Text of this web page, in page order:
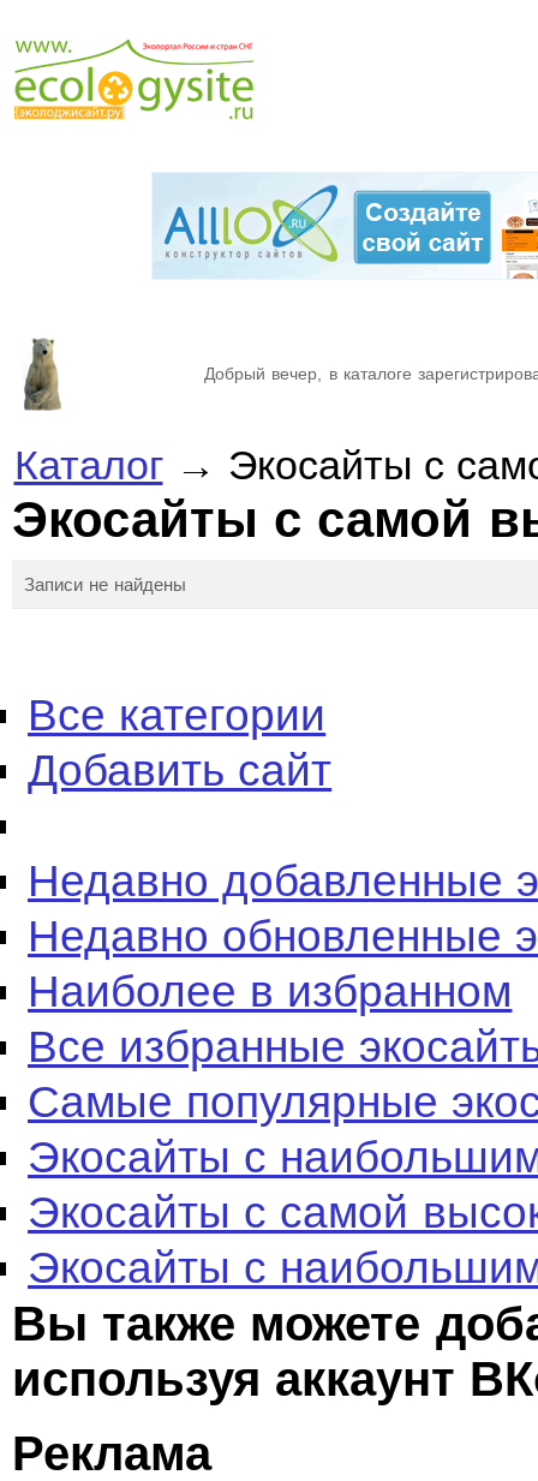
Добрый вечер, в каталоге
Каталог→ Экосайты с
Экосайты с самой
Записи не найдены
Все категории
Добавить сайт
Недавно добавленные
Недавно обновленные
Наиболее в избранном
Все избранные
Самые популярные
Экосайты с
Экосайты с самой
Экосайты с
Вы также можете
используя аккаунт
Реклама